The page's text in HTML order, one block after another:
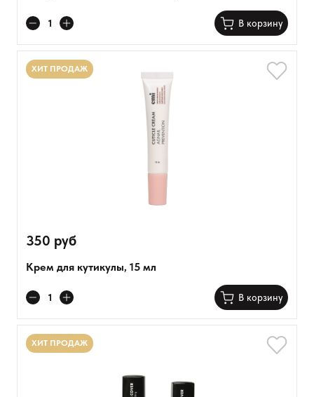
В корзину
ХИТ ПРОДАЖ
350 руб
Крем для кутикулы, 15 мл
В корзину
ХИТ ПРОДАЖ